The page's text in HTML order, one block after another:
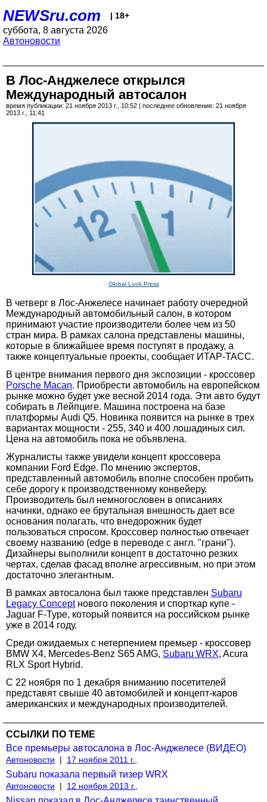
NEWSru.com | 18+
суббота, 8 августа 2026
Автоновости
В Лос-Анджелесе открылся
Международный автосалон
время публикации: 21 ноября 2013 г., 10:52 | последнее обновление: 21 ноября
2013 г., 11:41
Global Look Press
В четверг в Лос-Анжелесе начинает работу очередной
Международный автомобильный салон, в котором
принимают участие производители более чем из 50
стран мира. В рамках салона представлены машины,
которые в ближайшее время поступят в продажу, а
также концептуальные проекты, сообщает ИТАР-ТАСС.
В центре внимания первого дня экспозиции - кроссовер
Porsche Macan. Приобрести автомобиль на европейском
рынке можно будет уже весной 2014 года. Эти авто будут
собирать в Лейпциге. Машина построена на базе
платформы Audi Q5. Новинка появится на рынке в трех
вариантах мощности - 255, 340 и 400 лошадиных сил.
Цена на автомобиль пока не объявлена.
Журналисты также увидели концепт кроссовера
компании Ford Edge. По мнению экспертов,
представленный автомобиль вполне способен пробить
себе дорогу к производственному конвейеру.
Производитель был немногословен в описаниях
начинки, однако ее брутальная внешность дает все
основания полагать, что внедорожник будет
пользоваться спросом. Кроссовер полностью отвечает
своему названию (edge в переводе с англ. "грани").
Дизайнеры выполнили концепт в достаточно резких
чертах, сделав фасад вполне агрессивным, но при этом
достаточно элегантным.
В рамках автосалона был также представлен Subaru
Legacy Conceptнового поколения и спорткар купе -
Jaguar F-Type, который появится на российском рынке
уже в 2014 году.
Среди ожидаемых с нетерпением премьер - кроссовер
BMW Х4, Mercedes-Benz S65 AMG, Subaru WRX, Acura
RLX Sport Hybrid.
С 22 ноября по 1 декабря вниманию посетителей
представят свыше 40 автомобилей и концепт-каров
американских и международных производителей.
ССЫЛКИ ПО ТЕМЕ
Все премьеры автосалона в Лос-Анджелесе (ВИДЕО)
Автоновости | 17 ноября 2011 г.,
Subaru показала первый тизер WRX
Автоновости | 12 ноября 2013 г.,